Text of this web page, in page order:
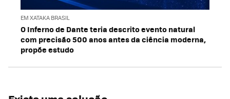
EM XATAKA BRASIL
O Inferno de Dante teria descrito evento natural
com precisão 500 anos antes da ciência moderna,
propõe estudo